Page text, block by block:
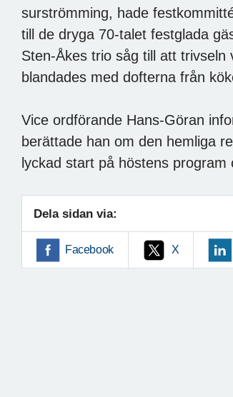
surströmming, hade
till de dryga 70-talet festglada
Sten-Åkes trio såg till att
blandades med dofterna från
Vice ordförande Hans-Göran
berättade han om den hemliga
lyckad start på höstens program
Dela sidan via:
Facebook X